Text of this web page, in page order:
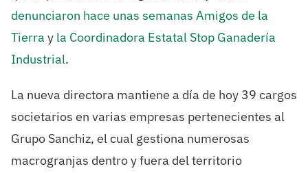
denunciaron hace unas semanas Amigos de la
Tierray la Coordinadora Estatal Stop Ganadería
Industrial.
La nueva directora mantiene a día de hoy 39 cargos
societarios en varias empresas pertenecientes al
Grupo Sanchiz, el cual gestiona numerosas
macrogranjas dentro y fuera del territorio